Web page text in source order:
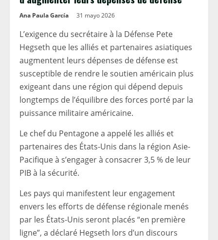
Ana Paula García 31 mayo 2026
L’exigence du secrétaire à la Défense Pete
Hegseth que les alliés et partenaires asiatiques
augmentent leurs dépenses de défense est
susceptible de rendre le soutien américain plus
exigeant dans une région qui dépend depuis
longtemps de l’équilibre des forces porté par la
puissance militaire américaine.
Le chef du Pentagone a appelé les alliés et
partenaires des États-Unis dans la région Asie-
Pacifique à s’engager à consacrer 3,5 % de leur
PIB à la sécurité.
Les pays qui manifestent leur engagement
envers les efforts de défense régionale menés
par les États-Unis seront placés “en première
ligne”, a déclaré Hegseth lors d’un discours